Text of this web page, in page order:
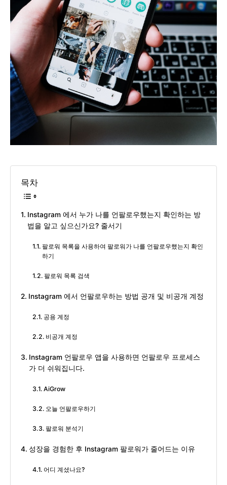
목차
Instagram 에서 누가 나를 언팔로우했는지 확인하는 방
법을 알고 싶으신가요? 줄서기
팔로워 목록을 사용하여 팔로워가 나를 언팔로우했는지 확인
하기
팔로워 목록 검색
Instagram 에서 언팔로우하는 방법 공개 및 비공개 계정
공용 계정
비공개 계정
Instagram 언팔로우 앱을 사용하면 언팔로우 프로세스
가 더 쉬워집니다.
AiGrow
오늘 언팔로우하기
팔로워 분석기
성장을 경험한 후 Instagram 팔로워가 줄어드는 이유
어디 계셨나요?